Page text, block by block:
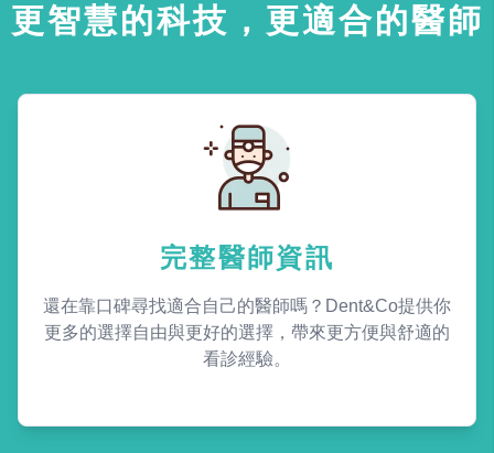
更智慧的科技，更適合的醫師
完整醫師資訊
還在靠口碑尋找適合自己的醫師嗎？Dent&Co提供你
更多的選擇自由與更好的選擇，帶來更方便與舒適的
看診經驗。